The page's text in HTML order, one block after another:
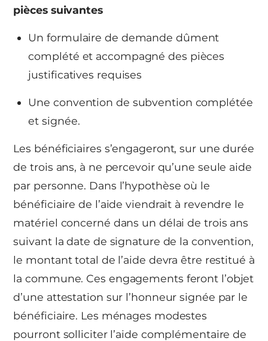
pièces suivantes
Un formulaire de demande dûment
complété et accompagné des pièces
justificatives requises
Une convention de subvention complétée
et signée.
Les bénéficiaires s’engageront, sur une durée
de trois ans, à ne percevoir qu’une seule aide
par personne. Dans l’hypothèse où le
bénéficiaire de l’aide viendrait à revendre le
matériel concerné dans un délai de trois ans
suivant la date de signature de la convention,
le montant total de l’aide devra être restitué à
la commune. Ces engagements feront l’objet
d’une attestation sur l’honneur signée par le
bénéficiaire. Les ménages modestes
pourront solliciter l’aide complémentaire de